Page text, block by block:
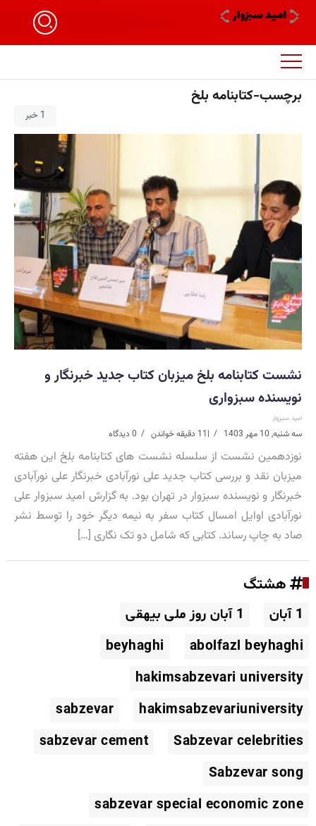
برچسب-کتابنامه بلخ
1 خبر
نشست کتابنامه بلخ میزبان کتاب جدید خبرنگار و
نویسنده سبزواری
امید سبزوار
سه شنبه, 10 مهر 1403 |11 دقیقه خواندن 0 دیدگاه
نوزدهمین نشست از سلسله نشست های کتابنامه بلخ این هفته
میزبان نقد و بررسی کتاب جدید علی نورآبادی خبرنگار علی نورآبادی
خبرنگار و نویسنده سبزوار در تهران بود. به گزارش امید سبزوار علی
نورآبادی اوایل امسال کتاب سفر به نیمه دیگر خود را توسط نشر
صاد به چاپ رساند. کتابی که شامل دو تک نگاری […]
هشتگ
1 آبان
1 آبان روز ملی بیهقی
abolfazl beyhaghi
beyhaghi
hakimsabzevari university
hakimsabzevariuniversity
sabzevar
Sabzevar celebrities
sabzevar cement
Sabzevar song
sabzevar special economic zone